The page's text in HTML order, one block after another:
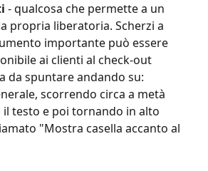
- qualcosa che permette a un
propria liberatoria. Scherzi a
importante può essere
ai clienti al check-out
da spuntare andando su:
scorrendo circa a metà
il testo e poi tornando in alto
"Mostra casella accanto al